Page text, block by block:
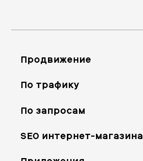
Продвижение
По трафику
По запросам
SEO интернет-магазина